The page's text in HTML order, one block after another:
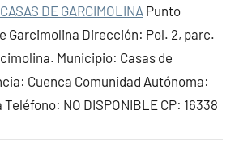
DE GARCIMOLINA Punto
Garcimolina Dirección: Pol. 2, parc.
Municipio: Casas de
Cuenca Comunidad Autónoma:
NO DISPONIBLE CP: 16338